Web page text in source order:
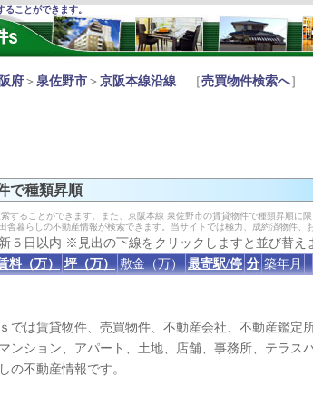
ことができます。
府＞ 泉佐野市 ＞ 京阪本線沿線 ［売買物件検索へ］
で種類昇順
することができます。また、京阪本線 泉佐野市の賃貸物件で種類昇順
舎暮らしの不動産情報が検索できます。当サイトでは極力、成約済物件
５日以内 ※見出の下線をクリックしますと並び替え
料（万） 坪（万） 敷金（万） 最寄駅/停 分 築年月
は賃貸物件、売買物件、不動産会社、不動産鑑定
ション、アパート、土地、店舗、事務所、テラス
の不動産情報です。